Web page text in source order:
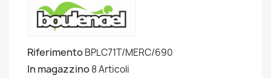
RiferimentoBPLC71T/MERC/690
In magazzino8 Articoli